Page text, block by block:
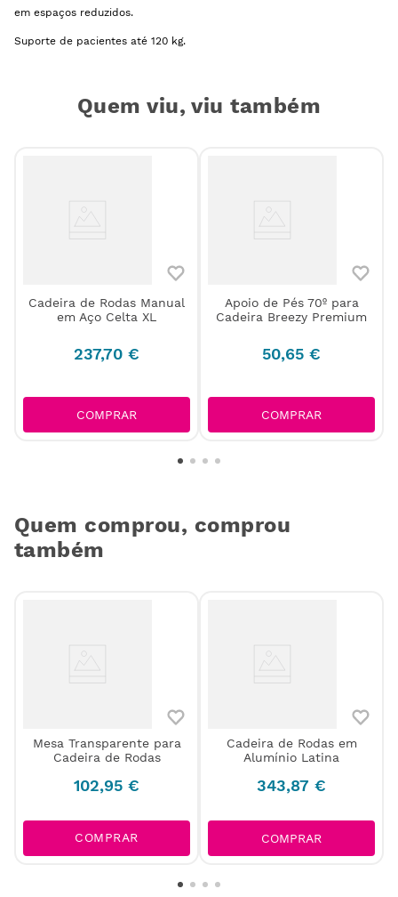
em espaços reduzidos.
Suporte de pacientes até 120 kg.
Quem viu, viu também
Cadeira de Rodas Manual
em Aço Celta XL
237,70 €
COMPRAR
Apoio de Pés 70º para
Cadeira Breezy Premium
50,65 €
COMPRAR
Quem comprou, comprou
também
Mesa Transparente para
Cadeira de Rodas
102,95 €
COMPRAR
Cadeira de Rodas em
Alumínio Latina
343,87 €
COMPRAR